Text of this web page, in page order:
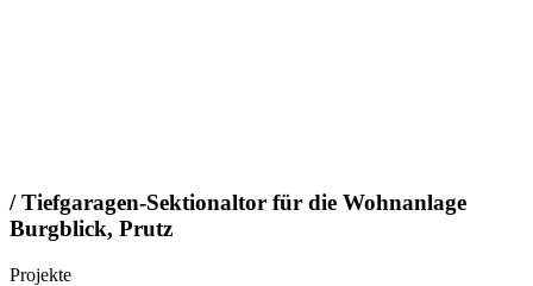
/ Tiefgaragen-Sektionaltor für die Wohnanlage
Burgblick, Prutz
Projekte